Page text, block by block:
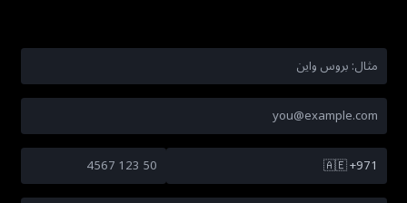
🇦🇪+971